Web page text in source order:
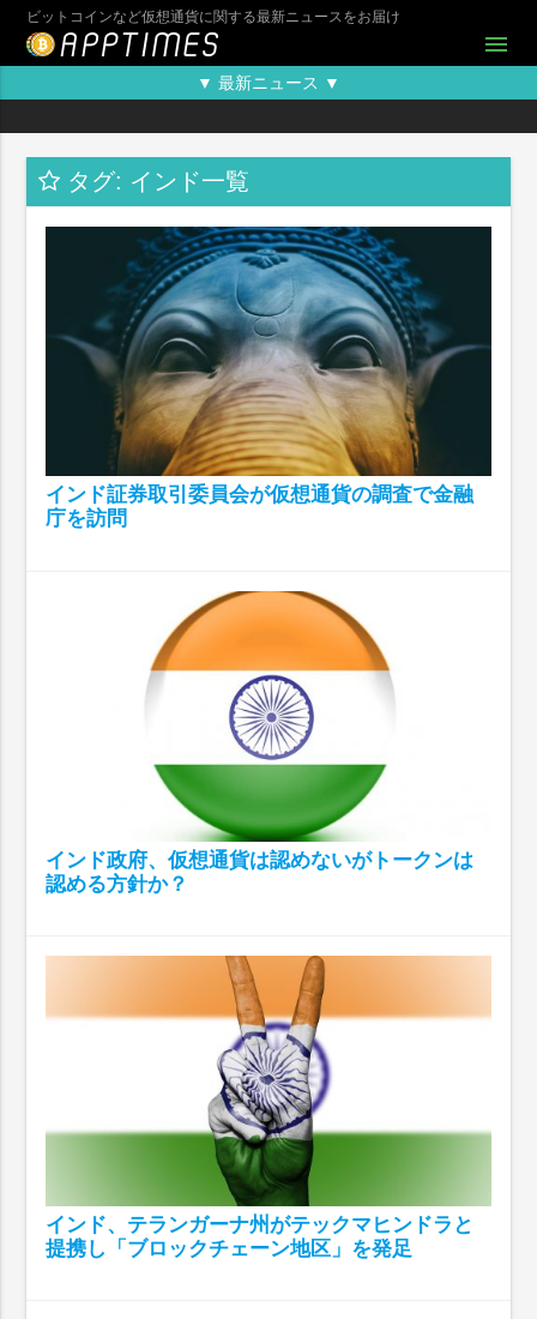
ビットコインなど仮想通貨に関する最新ニュースをお届け
menu
▼ 最新ニュース ▼
タグ: インド一覧
インド証券取引委員会が仮想通貨の調査で金融
庁を訪問
インド政府、仮想通貨は認めないがトークンは
認める方針か？
インド、テランガーナ州がテックマヒンドラと
提携し「ブロックチェーン地区」を発足